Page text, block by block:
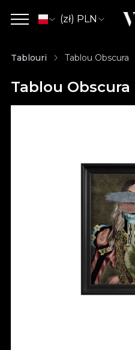
(zł) PLN
Tablouri Tablou Obscura
Tablou Obscura